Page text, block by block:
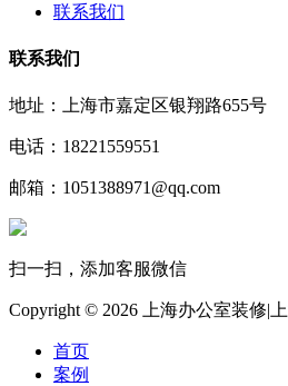
联系我们
联系我们
地址：上海市嘉定区银翔路655号
电话：18221559551
邮箱：1051388971@qq.com
扫一扫，添加客服微信
Copyright © 2026 上海办公室装修|
首页
案例